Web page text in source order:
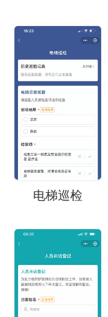
电梯巡检